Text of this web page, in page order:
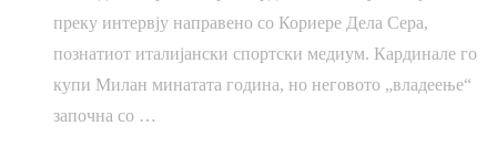
преку интервју направено со Кориере Дела Сера,
познатиот италијански спортски медиум. Кардинале го
купи Милан минатата година, но неговото „владеење“
започна со …